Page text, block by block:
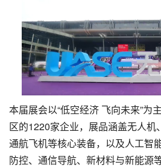
本届展会以“低空经济 飞向未来”为
区的1220家企业，展品涵盖无人机
通航飞机等核心装备，以及人工智
防控、通信导航、新材料与新能源